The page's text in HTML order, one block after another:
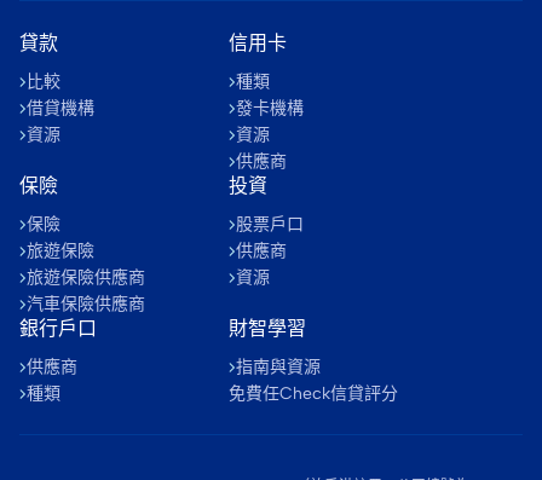
貸款
比較
借貸機構
資源
信用卡
種類
發卡機構
資源
供應商
保險
保險
旅遊保險
旅遊保險供應商
汽車保險供應商
投資
股票戶口
供應商
資源
銀行戶口
供應商
種類
財智學習
指南與資源
免費任Check信貸評分